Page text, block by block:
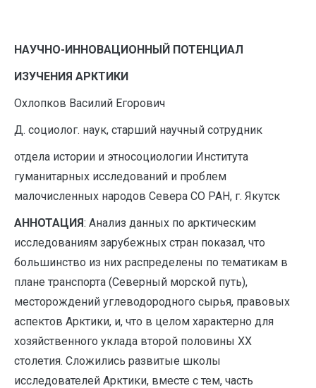
НАУЧНО-ИННОВАЦИОННЫЙ ПОТЕНЦИАЛ
ИЗУЧЕНИЯ АРКТИКИ
Охлопков Василий Егорович
Д. социолог. наук, старший научный сотрудник
отдела истории и этносоциологии Института
гуманитарных исследований и проблем
малочисленных народов Севера СО РАН, г. Якутск
АННОТАЦИЯ: Анализ данных по арктическим
исследованиям зарубежных стран показал, что
большинство из них распределены по тематикам в
плане транспорта (Северный морской путь),
месторождений углеводородного сырья, правовых
аспектов Арктики, и, что в целом характерно для
хозяйственного уклада второй половины ХХ
столетия. Сложились развитые школы
исследователей Арктики, вместе с тем, часть